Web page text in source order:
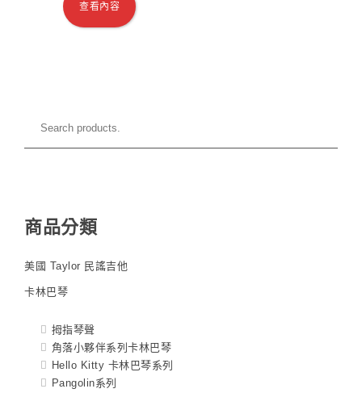
查看內容
商品分類
美國 Taylor 民謠吉他
卡林巴琴
拇指琴聲
角落小夥伴系列卡林巴琴
Hello Kitty 卡林巴琴系列
Pangolin系列